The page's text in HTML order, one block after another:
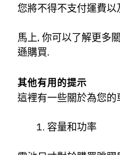
您將不得不支付運費以
馬上, 你可以了解更多
遜購買.
其他有用的提示
這裡有一些關於為您
容量和功率